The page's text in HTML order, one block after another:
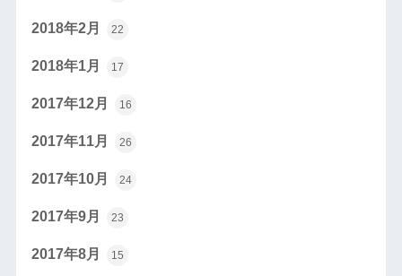
2018年2月 22
2018年1月 17
2017年12月 16
2017年11月 26
2017年10月 24
2017年9月 23
2017年8月 15